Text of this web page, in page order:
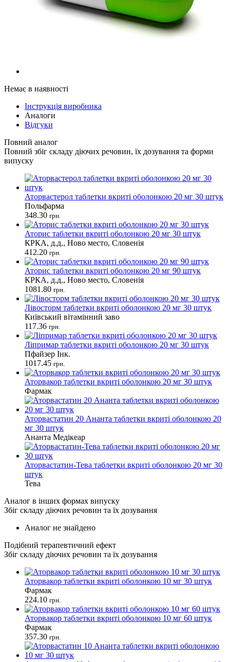
Немає в наявності
Інструкція виробника
Аналоги
Відгуки
Повний аналог
Повний збіг складу діючих речовин, їх дозування та форми
випуску
Аторвастерол таблетки вкриті оболонкою 20 мг 30 штук
Польфарма
348.30 грн.
Аторис таблетки вкриті оболонкою 20 мг 30 штук
КРКА, д.д., Ново место, Словенія
412.20 грн.
Аторис таблетки вкриті оболонкою 20 мг 90 штук
КРКА, д.д., Ново место, Словенія
1081.80 грн.
Лівосторм таблетки вкриті оболонкою 20 мг 30 штук
Київський вітамінний заво
117.36 грн.
Ліпримар таблетки вкриті оболонкою 20 мг 30 штук
Пфайзер Інк.
1017.45 грн.
Аторвакор таблетки вкриті оболонкою 20 мг 30 штук
Фармак
Аторвастатин 20 Ананта таблетки вкриті оболонкою 20
мг 30 штук
Ананта Медікеар
Аторвастатин-Тева таблетки вкриті оболонкою 20 мг 30
штук
Тева
Аналог в інших формах випуску
Збіг складу діючих речовин та їх дозування
Аналог не знайдено
Подібний терапевтичний ефект
Збіг складу діючих речовин та їх дозування
Аторвакор таблетки вкриті оболонкою 10 мг 30 штук
Фармак
224.10 грн.
Аторвакор таблетки вкриті оболонкою 10 мг 60 штук
Фармак
357.30 грн.